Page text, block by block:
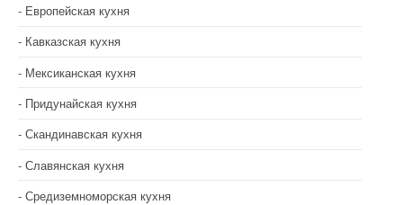
Европейская кухня
Кавказская кухня
Мексиканская кухня
Придунайская кухня
Скандинавская кухня
Славянская кухня
Средиземноморская кухня